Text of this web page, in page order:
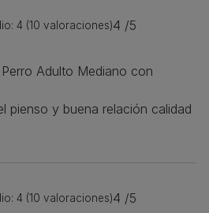
4 (10 valoraciones)4 /5
Adulto Mediano con
pienso y buena relación calidad
4 (10 valoraciones)4 /5